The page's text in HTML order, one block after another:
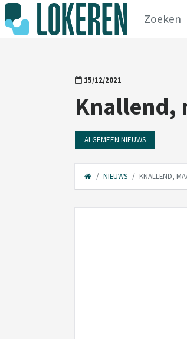
15/12/2021
Knallend,
ALGEMEEN NIEUWS
NIEUWS KNALLEND,